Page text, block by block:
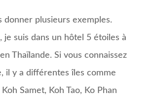
donner plusieurs exemples.
je suis dans un hôtel 5 étoiles à
Thaïlande. Si vous connaissez
il y a différentes îles comme
Koh Samet, Koh Tao, Ko Phan